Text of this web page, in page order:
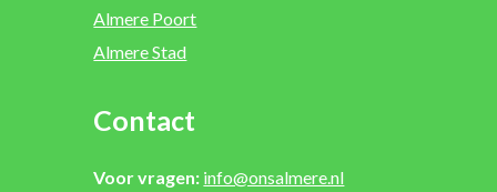
Almere Poort
Almere Stad
Contact
Voor vragen: info@onsalmere.nl